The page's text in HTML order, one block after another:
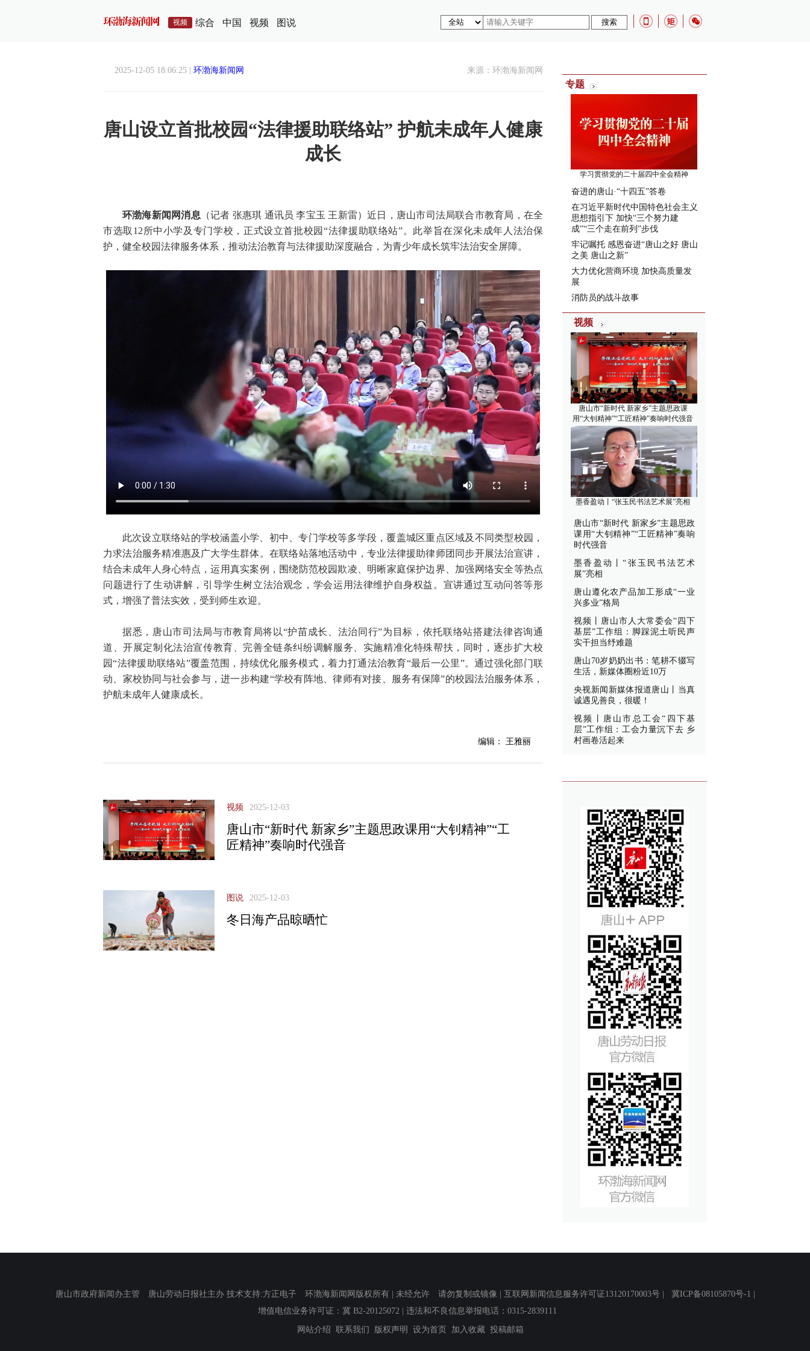
视频 综合 中国 视频 图说
2025-12-05 18:06:25 | 环渤海新闻网 来源： ​环渤海新闻网
唐山设立首批校园“法律援助联络站” 护航未成年人健康
成长
环渤海新闻网消息 （记者 张惠琪 通讯员 李宝玉 王新雷）近日，唐山市司法局联合市教育局，在全
市选取12所中小学及专门学校，正式设立首批校园“法律援助联络站”。此举旨在深化未成年人法治保
护，健全校园法律服务体系，推动法治教育与法律援助深度融合，为青少年成长筑牢法治安全屏障。
此次设立联络站的学校涵盖小学、初中、专门学校等多学段，覆盖城区重点区域及不同类型校园，
力求法治服务精准惠及广大学生群体。在联络站落地活动中，专业法律援助律师团同步开展法治宣讲，
结合未成年人身心特点，运用真实案例，围绕防范校园欺凌、明晰家庭保护边界、加强网络安全等热点
问题进行了生动讲解，引导学生树立法治观念，学会运用法律维护自身权益。宣讲通过互动问答等形
式，增强了普法实效，受到师生欢迎。
据悉，唐山市司法局与市教育局将以“护苗成长、法治同行”为目标，依托联络站搭建法律咨询通
道、开展定制化法治宣传教育、完善全链条纠纷调解服务、实施精准化特殊帮扶，同时，逐步扩大校
园“法律援助联络站”覆盖范围，持续优化服务模式，着力打通法治教育“最后一公里”。通过强化部门联
动、家校协同与社会参与，进一步构建“学校有阵地、律师有对接、服务有保障”的校园法治服务体系，
护航未成年人健康成长。
编辑： 王雅丽
视频 2025-12-03
唐山市“新时代 新家乡”主题思政课用“大钊精神”“工
匠精神”奏响时代强音
图说 2025-12-03
冬日海产品晾晒忙
专题
学习贯彻党的二十届四中全会精神
奋进的唐山·“十四五”答卷
在习近平新时代中国特色社会主义
思想指引下 加快“三个努力建
成”“三个走在前列”步伐
牢记嘱托 感恩奋进“唐山之好 唐山
之美 唐山之新”
大力优化营商环境 加快高质量发
展
消防员的战斗故事
视频
唐山市“新时代 新家乡”主题思政课
用“大钊精神”“工匠精神”奏响时代强音
墨香盈动丨“张玉民书法艺术展”亮相
唐山市“新时代 新家乡”主题思政
课用“大钊精神”“工匠精神”奏响
时代强音
墨香盈动丨“张玉民书法艺术
展”亮相
唐山遵化农产品加工形成“一业
兴多业”格局
视频丨唐山市人大常委会“四下
基层”工作组：脚踩泥土听民声
实干担当纾难题
唐山70岁奶奶出书：笔耕不辍写
生活，新媒体圈粉近10万
央视新闻新媒体报道唐山丨当真
诚遇见善良，很暖！
视频丨唐山市总工会“四下基
层”工作组：工会力量沉下去 乡
村画卷活起来
唐山市政府新闻办主管 唐山劳动日报社主办 技术支持:方正电子 环渤海新闻网版权所有 | 未经允许 请勿复制或镜像 | 互联网新闻信息服务许可证13120170003号 | 冀ICP备08105870号-1
增值电信业务许可证：冀 B2-20125072 | 违法和不良信息举报电话：0315-2839111
网站介绍 联系我们 版权声明 设为首页 加入收藏 投稿邮箱